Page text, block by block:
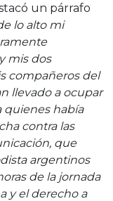
un párrafo
lo alto mi
mis dos
compañeros del
llevado a ocupar
quienes había
contra las
que
argentinos
de la jornada
y el derecho a